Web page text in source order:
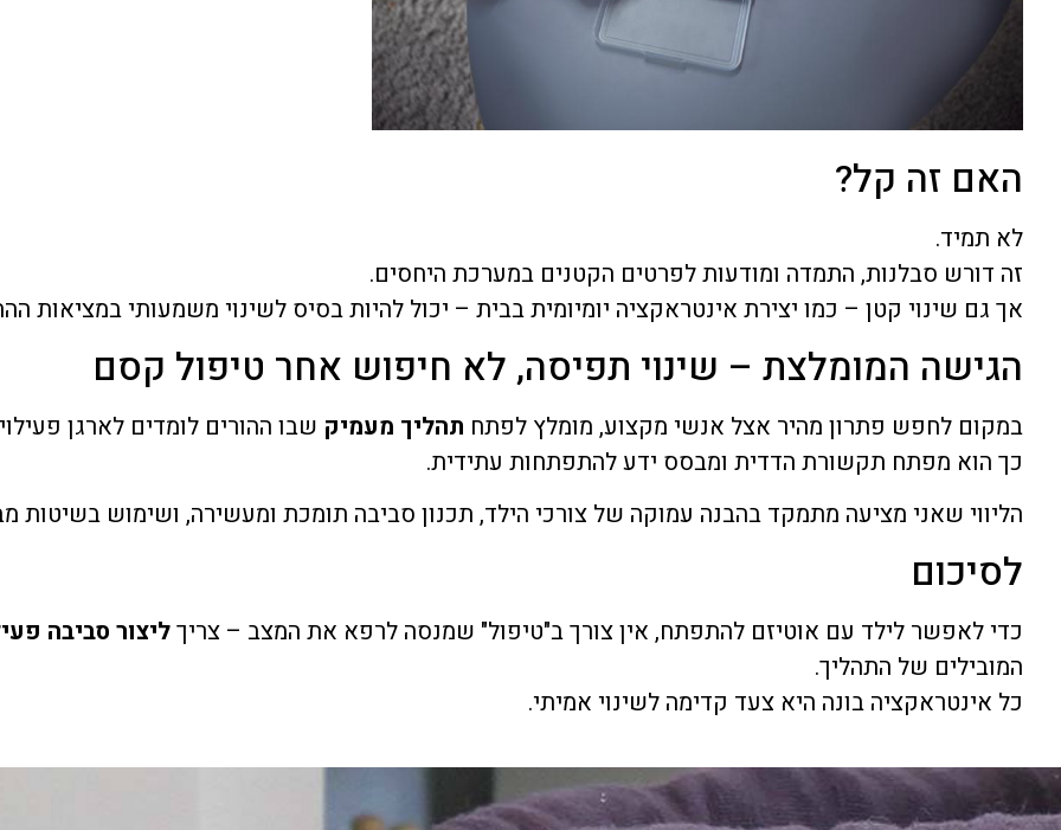
האם זה קל?
לא תמיד.
זה דורש סבלנות, התמדה ומודעות לפרטים הקטנים במערכת היחסים.
אך גם שינוי קטן – כמו יצירת אינטראקציה יומיומית בבית – יכול להיות בסיס לשינוי משמעותי במציאות
הגישה המומלצת – שינוי תפיסה, לא חיפוש אחר טיפול קסם
במקום לחפש פתרון מהיר אצל אנשי מקצוע, מומלץ לפתח תהליך מעמיק שבו ההורים לומדים לארגן
כך הוא מפתח תקשורת הדדית ומבסס ידע להתפתחות עתידית.
הליווי שאני מציעה מתמקד בהבנה עמוקה של צורכי הילד, תכנון סביבה תומכת ומעשירה, ושימוש בשיטות
לסיכום
כדי לאפשר לילד עם אוטיזם להתפתח, אין צורך ב"טיפול" שמנסה לרפא את המצב – צריךליצור סביבה
המובילים של התהליך.
כל אינטראקציה בונה היא צעד קדימה לשינוי אמיתי.